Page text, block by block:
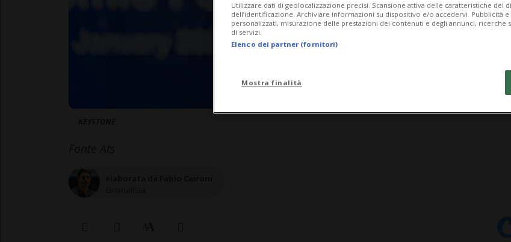
Utilizzare dati di geolocalizzazione precisi. Scansione attiva delle caratteristiche del
dell’identificazione. Archiviare informazioni su dispositivo e/o accedervi. Pubblicità
personalizzati, misurazione delle prestazioni dei contenuti e degli annunci, ricerche
di servizi.
Elenco dei partner (fornitori)
Mostra finalità